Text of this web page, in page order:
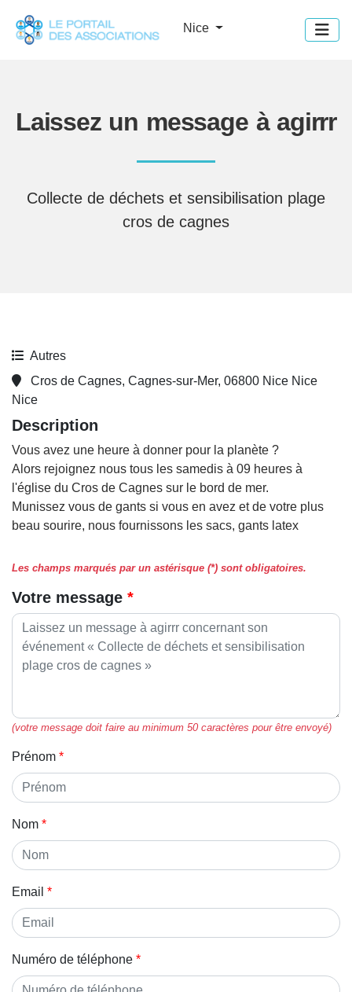
Nice
Laissez un message à agirrr
Collecte de déchets et sensibilisation plage
cros de cagnes
Autres
Cros de Cagnes, Cagnes-sur-Mer, 06800 Nice Nice
Nice
Description
Vous avez une heure à donner pour la planète ?
Alors rejoignez nous tous les samedis à 09 heures à
l'église du Cros de Cagnes sur le bord de mer.
Munissez vous de gants si vous en avez et de votre plus
beau sourire, nous fournissons les sacs, gants latex
Les champs marqués par un astérisque (*) sont obligatoires.
Votre message
(votre message doit faire au minimum 50 caractères pour être envoyé)
Prénom
Nom
Email
Numéro de téléphone